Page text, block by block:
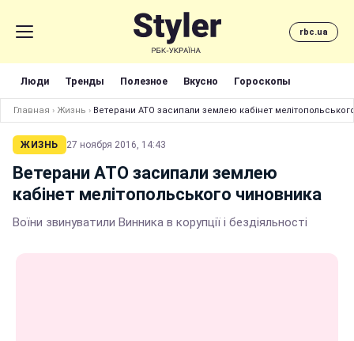
rbc.ua
Люди Тренды Полезное Вкусно Гороскопы
Главная › Жизнь › Ветерани АТО засипали землею кабінет
ЖИЗНЬ 27 ноября 2016, 14:43
Ветерани АТО засипали землею
кабінет мелітопольського чиновника
Воїни звинуватили Винника в корупції і бездіяльності